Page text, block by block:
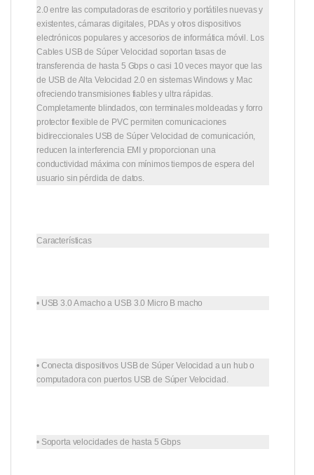
2.0 entre las computadoras de escritorio y portátiles nuevas y
existentes, cámaras digitales, PDAs y otros dispositivos
electrónicos populares y accesorios de informática móvil. Los
Cables USB de Súper Velocidad soportan tasas de
transferencia de hasta 5 Gbps o casi 10 veces mayor que las
de USB de Alta Velocidad 2.0 en sistemas Windows y Mac
ofreciendo transmisiones fiables y ultra rápidas.
Completamente blindados, con terminales moldeadas y forro
protector flexible de PVC permiten comunicaciones
bidireccionales USB de Súper Velocidad de comunicación,
reducen la interferencia EMI y proporcionan una
conductividad máxima con mínimos tiempos de espera del
usuario sin pérdida de datos.
Características
• USB 3.0 A macho a USB 3.0 Micro B macho
• Conecta dispositivos USB de Súper Velocidad a un hub o
computadora con puertos USB de Súper Velocidad.
• Soporta velocidades de hasta 5 Gbps